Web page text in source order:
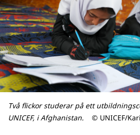
Två flickor studerar på ett
UNICEF, i Afghanistan.
© UNICEF/